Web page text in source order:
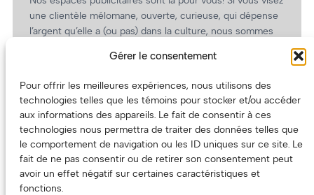
Gérer le consentement
Pour offrir les meilleures expériences, nous utilisons des
technologies telles que les témoins pour stocker et/ou accéder
aux informations des appareils. Le fait de consentir à ces
technologies nous permettra de traiter des données telles que
le comportement de navigation ou les ID uniques sur ce site. Le
fait de ne pas consentir ou de retirer son consentement peut
avoir un effet négatif sur certaines caractéristiques et
fonctions.
une clientèle mélomane, ouverte, curieuse, qui dépense
l’argent qu’elle a (ou pas) dans la culture, nous sommes
revient.
(Oui, on va avoir des tarifs spéciaux pour vous, les
artistes!)